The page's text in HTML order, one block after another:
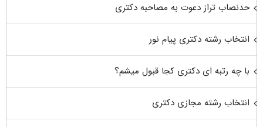
حدنصاب تراز دعوت به مصاحبه دکتری
انتخاب رشته دکتری پیام نور
با چه رتبه ای دکتری کجا قبول میشم؟
انتخاب رشته مجازی دکتری